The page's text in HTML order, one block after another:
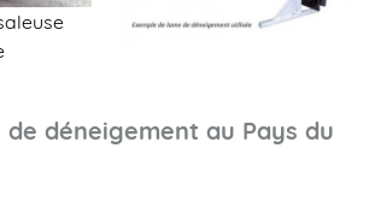
de déneigement au Pays du